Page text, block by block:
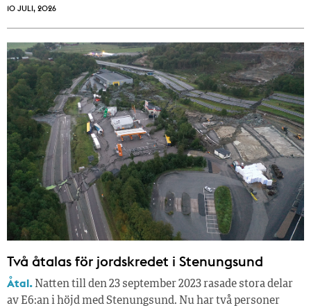
10 JULI, 2026
Två åtalas för jordskredet i Stenungsund
Åtal. Natten till den 23 september 2023 rasade stora delar
av E6:an i höjd med Stenungsund. Nu har två personer